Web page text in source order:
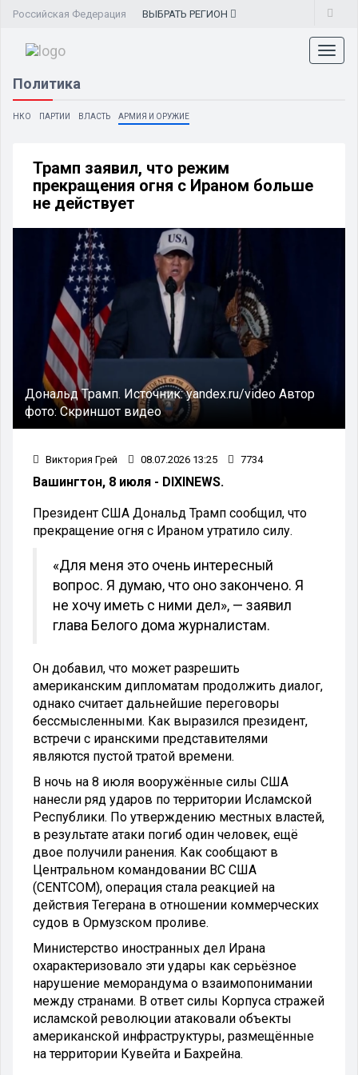
Российская Федерация ВЫБРАТЬ РЕГИОН
Политика
НКО ПАРТИИ ВЛАСТЬ АРМИЯ И ОРУЖИЕ
Трамп заявил, что режим
прекращения огня с Ираном больше
не действует
Дональд Трамп. Источник:yandex.ru/video Автор
фото:Скриншот видео
Виктория Грей 08.07.2026 13:25 7734
Вашингтон, 8 июля - DIXINEWS.
Президент США Дональд Трамп сообщил, что
прекращение огня с Ираном утратило силу.
«Для меня это очень интересный
вопрос. Я думаю, что оно закончено. Я
не хочу иметь с ними дел», — заявил
глава Белого дома журналистам.
Он добавил, что может разрешить
американским дипломатам продолжить диалог,
однако считает дальнейшие переговоры
бессмысленными. Как выразился президент,
встречи с иранскими представителями
являются пустой тратой времени.
В ночь на 8 июля вооружённые силы США
нанесли ряд ударов по территории Исламской
Республики. По утверждению местных властей,
в результате атаки погиб один человек, ещё
двое получили ранения. Как сообщают в
Центральном командовании ВС США
(CENTCOM), операция стала реакцией на
действия Тегерана в отношении коммерческих
судов в Ормузском проливе.
Министерство иностранных дел Ирана
охарактеризовало эти удары как серьёзное
нарушение меморандума о взаимопонимании
между странами. В ответ силы Корпуса стражей
исламской революции атаковали объекты
американской инфраструктуры, размещённые
на территории Кувейта и Бахрейна.